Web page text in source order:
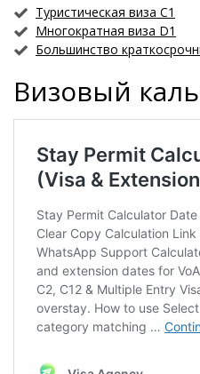
Туристическая виза C1
Многократная виза D1
Большинство
Визовый